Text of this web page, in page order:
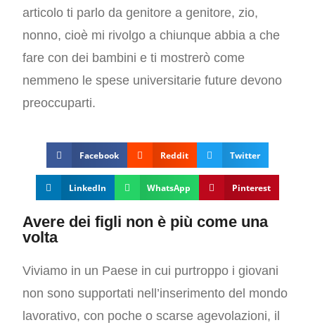
articolo ti parlo da genitore a genitore, zio,
nonno, cioè mi rivolgo a chiunque abbia a che
fare con dei bambini e ti mostrerò come
nemmeno le spese universitarie future devono
preoccuparti.
Facebook Reddit Twitter
LinkedIn WhatsApp Pinterest
Avere dei figli non è più come una
volta
Viviamo in un Paese in cui purtroppo i giovani
non sono supportati nell’inserimento del mondo
lavorativo, con poche o scarse agevolazioni, il